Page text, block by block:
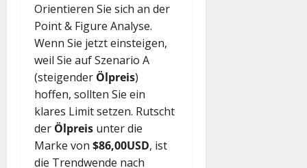
Orientieren Sie sich an der
Point & Figure Analyse.
Wenn Sie jetzt einsteigen,
weil Sie auf Szenario A
(steigender Ölpreis)
hoffen, sollten Sie ein
klares Limit setzen. Rutscht
der Ölpreis unter die
Marke von $86,00USD, ist
die Trendwende nach